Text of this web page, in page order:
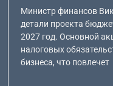
Министр финансов
детали проекта
2027 год. Основной
налоговых
бизнеса, что повлечет